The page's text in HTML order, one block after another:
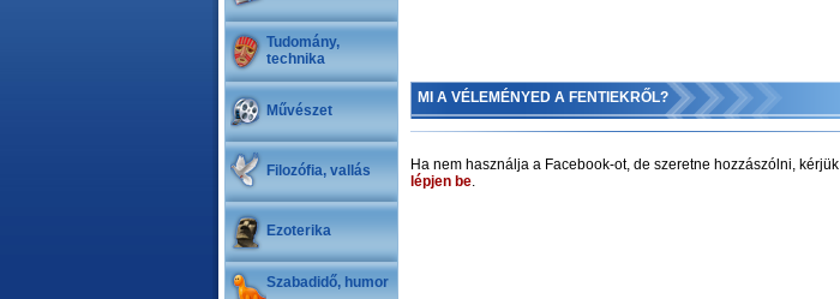
Tudomány,
technika
Művészet
Filozófia, vallás
Ezoterika
Szabadidő, humor
MI A VÉLEMÉNYED A FENTIEKRŐL?
Ha nem használja a Facebook-ot, de szeretne hozzászólni, kérjük
lépjen be.